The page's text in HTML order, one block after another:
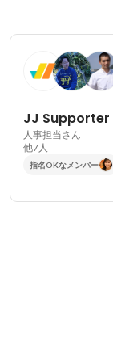
JJ Supporter
人事担当さん
他7人
指名OKなメンバー